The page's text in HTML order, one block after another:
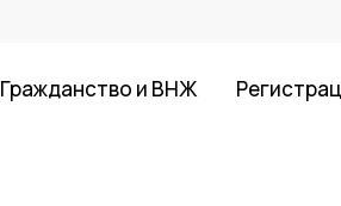
Гражданство и ВНЖ